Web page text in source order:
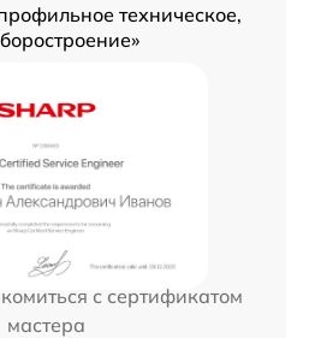
техническое,
с сертификатом
мастера